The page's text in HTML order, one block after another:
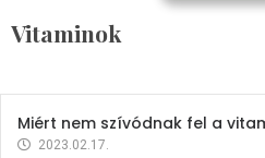
Vitaminok
Mindent a B-12 vitaminról
2023.02.27.
Miért nem szívódnak fel a
2023.02.17.